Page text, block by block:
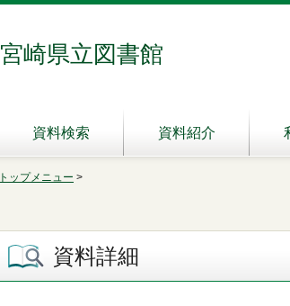
宮崎県立図書館
資料検索 資料紹介
トップメニュー >
資料詳細